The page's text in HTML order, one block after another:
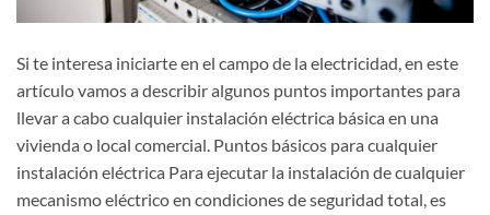
Si te interesa iniciarte en el campo de la electricidad, en este
artículo vamos a describir algunos puntos importantes para
llevar a cabo cualquier instalación eléctrica básica en una
vivienda o local comercial. Puntos básicos para cualquier
instalación eléctrica Para ejecutar la instalación de cualquier
mecanismo eléctrico en condiciones de seguridad total, es